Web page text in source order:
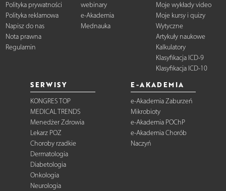
Polityka prywatności
Polityka reklamowa
Napisz do nas
Nota prawna
Regulamin
webinary
e-Akademia
Mednauka
Moje wykłady video
Moje kursy i quizy
Wytyczne
Artykuły naukowe
Kalkulatory
Klasyfikacja ICD-9
Klasyfikacja ICD-10
SERWISY
KONGRES TOP
MEDICAL TRENDS
Menedżer Zdrowia
Lekarz POZ
Choroby rzadkie
Dermatologia
Diabetologia
Onkologia
Neurologia
E-AKADEMIA
e-Akademia Zaburzeń
Mikrobioty
e-Akademia POChP
e-Akademia Chorób
Naczyń